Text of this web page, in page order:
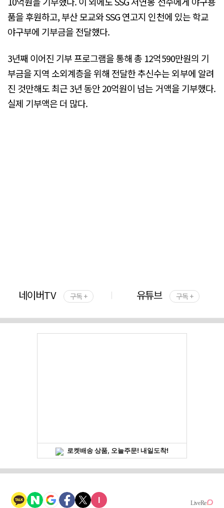
품을 후원하고, 부산 모교와 SSG 연고지 인천에 있는 학교
야구부에 기부금을 전달했다.
3년째 이어진 기부 프로그램을 통해 총 12억590만원의 기
부금을 지역 소외계층을 위해 전달한 추신수는 외부에 알려
진 것만해도 최근 3년 동안 20억원이 넘는 거액을 기부했다.
실제 기부액은 더 많다.
네이버TV 구독 + 유튜브 구독 +